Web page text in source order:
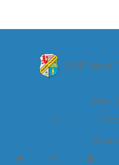
SMP Mardi
Meta
Home